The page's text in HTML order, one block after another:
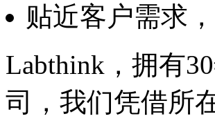
贴近客户需求
Labthink，拥有
司，我们凭借所